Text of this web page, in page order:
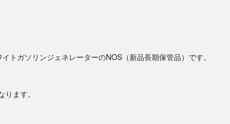
トガソリンジェネレーターのNOS（新品長期保管品）です。
ます。